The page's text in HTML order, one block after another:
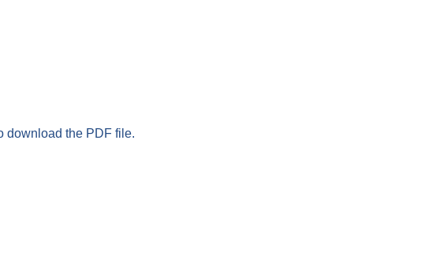
download the PDF file.